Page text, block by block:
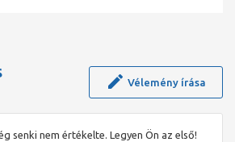
Vélemény írása
senki nem értékelte. Legyen Ön az első!